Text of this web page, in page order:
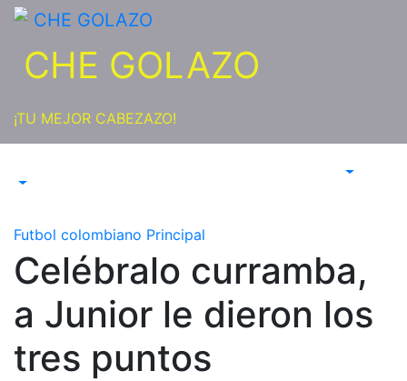
Saltar
contenido
CHE GOLAZO
¡TU MEJOR CABEZAZO!
Futbol colombiano Principal
Celébralo curramba,
a Junior le dieron los
tres puntos